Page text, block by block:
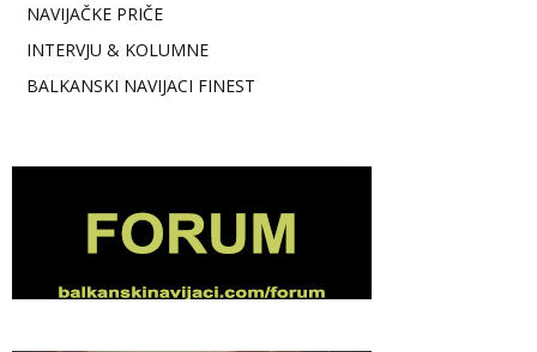
NAVIJAČKE PRIČE
INTERVJU & KOLUMNE
BALKANSKI NAVIJACI FINEST